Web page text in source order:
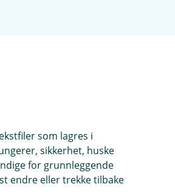
som lagres i
sikkerhet, huske
for grunnleggende
endre eller trekke tilbake